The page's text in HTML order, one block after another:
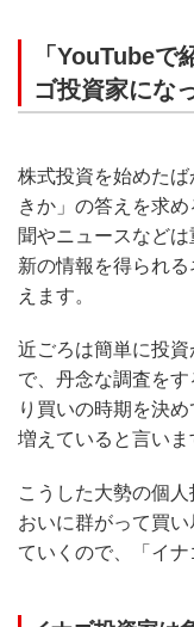
「YouTube
ゴ投資家にな
株式投資を始めた
きか」の答えを求
聞やニュースなど
新の情報を得られ
えます。
近ごろは簡単に投
で、丹念な調査を
り買いの時期を決
増えていると言いま
こうした大勢の個人
おいに群がって買
ていくので、「イナ